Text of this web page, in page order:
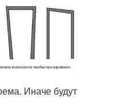
Иначе будут